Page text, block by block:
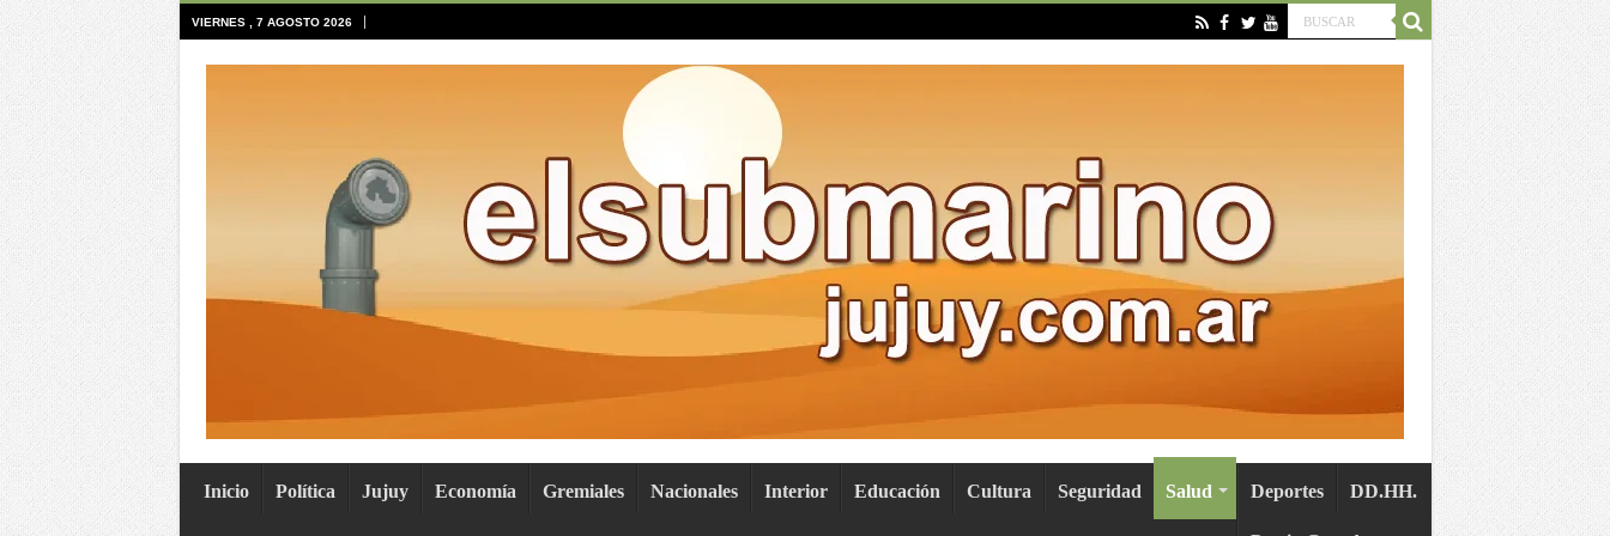
VIERNES , 7 AGOSTO 2026
Inicio Política Jujuy Economía Gremiales Nacionales Interior Educación Cultura Seguridad Salud Deportes DD.HH.